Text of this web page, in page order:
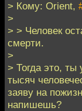
> Кому: Orient,
>
> > Человек
смерти.
>
> Тогда это, ты
тысяч
заяву на
напишешь?